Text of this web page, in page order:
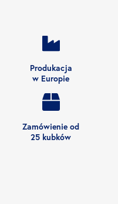
Produkacja
w Europie
Zamówienie od
25 kubków